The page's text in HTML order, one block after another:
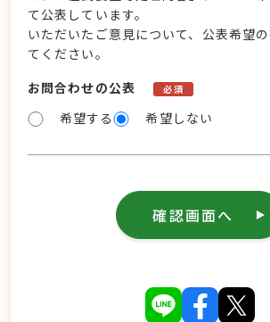
て公表しています。
いただいたご意見について、公表希望
てください。
お問合わせの公表
必須
希望する 希望しない
確認画面へ